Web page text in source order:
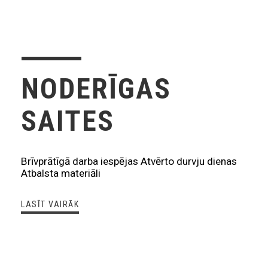
NODERĪGAS
SAITES
Brīvprātīgā darba iespējas Atvērto durvju dienas
Atbalsta materiāli
LASĪT VAIRĀK